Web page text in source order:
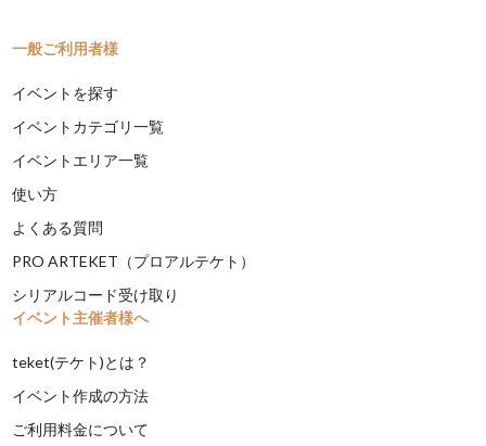
一般ご利用者様
イベントを探す
イベントカテゴリ一覧
イベントエリア一覧
使い方
よくある質問
PRO ARTEKET（プロアルテケト）
シリアルコード受け取り
イベント主催者様へ
teket(テケト)とは？
イベント作成の方法
ご利用料金について